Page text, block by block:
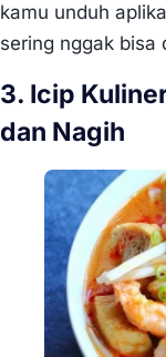
kamu unduh
sering nggak bisa
3. Icip
dan Nagih